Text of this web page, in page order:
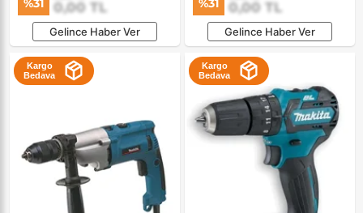
0,00 TL
Gelince Haber Ver
0,00 TL
Gelince Haber Ver
Kargo
Bedava
Kargo
Bedava